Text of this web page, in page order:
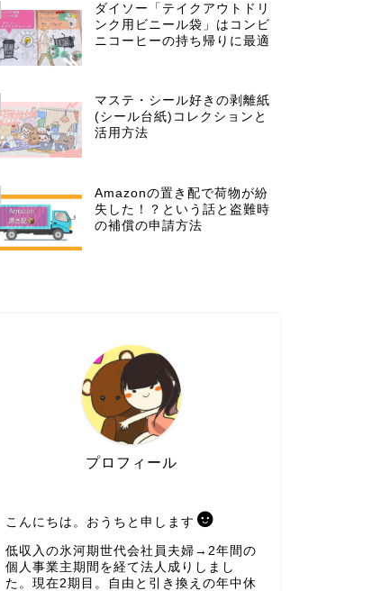
ダイソー「テイクアウトドリ
ンク用ビニール袋」はコンビ
ニコーヒーの持ち帰りに最適
マステ・シール好きの剥離紙
(シール台紙)コレクションと
活用方法
Amazonの置き配で荷物が紛
失した！？という話と盗難時
の補償の申請方法
プロフィール
こんにちは。おうちと申します
低収入の氷河期世代会社員夫婦→2年間の
個人事業主期間を経て法人成りしまし
た。現在2期目。自由と引き換えの年中休